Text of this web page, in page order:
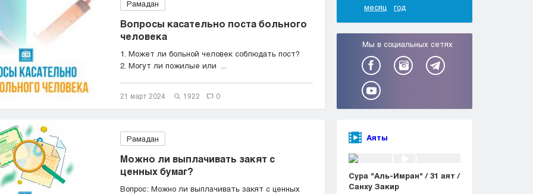
Усть-Каменогорск
Шымкент
Рамадан
Вопросы касательно поста больного
человека
1. Может ли больной человек соблюдать пост?
2. Могут ли пожилые или ...
21 март 2024 1922 0
Рамадан
Можно ли выплачивать закят с
ценных бумаг?
Вопрос: Можно ли выплачивать закят с ценных
месяц
год
Мы в социальных сетях
Аяты
Сура "Аль-Имран" / 31 аят /
Санху Закир